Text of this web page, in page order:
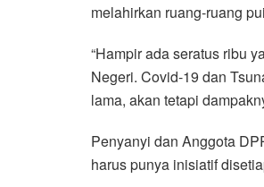
melahirkan ruang-ruang
“Hampir ada seratus ribu
Negeri. Covid-19 dan
lama, akan tetapi
Penyanyi dan Anggota
harus punya inisiatif